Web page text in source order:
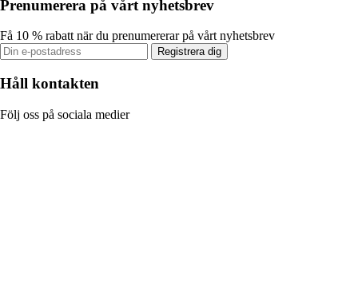
Prenumerera på vårt nyhetsbrev
Få 10 % rabatt när du prenumererar på vårt nyhetsbrev
Registrera dig
Håll kontakten
Följ oss på sociala medier